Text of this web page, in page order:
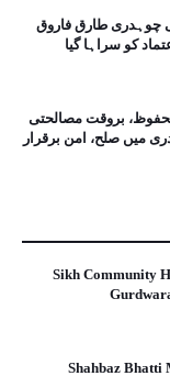
چوہدری طارق فاروق
کو سراہا گیا
بروقت مصالحتی
میں صلح، امن برقرار
Sikh Community
Shahbaz Bhatti